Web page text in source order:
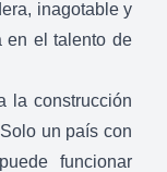
inagotable y
en el talento de
la construcción
un país con
funcionar